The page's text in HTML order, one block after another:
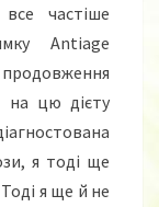
частіше
Antiage
на цю дієту
я тоді ще
я ще й не